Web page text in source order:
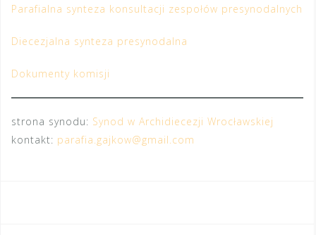
Parafialna synteza konsultacji zespołów presynodalnych
Diecezjalna synteza presynodalna
Dokumenty komisji
strona synodu: Synod w Archidiecezji Wrocławskiej
kontakt: parafia.gajkow@gmail.com